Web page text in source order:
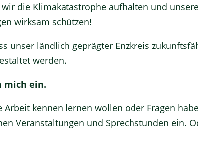
die Klimakatastrophe aufhalten und
wirksam schützen!
unser ländlich geprägter Enzkreis
werden.
mich ein.
Arbeit kennen lernen wollen oder Fragen
Veranstaltungen und Sprechstunden ein.